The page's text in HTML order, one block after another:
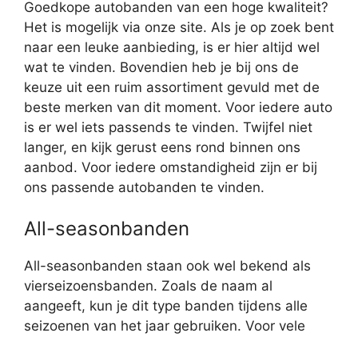
Goedkope autobanden van een hoge kwaliteit?
Het is mogelijk via onze site. Als je op zoek bent
naar een leuke aanbieding, is er hier altijd wel
wat te vinden. Bovendien heb je bij ons de
keuze uit een ruim assortiment gevuld met de
beste merken van dit moment. Voor iedere auto
is er wel iets passends te vinden. Twijfel niet
langer, en kijk gerust eens rond binnen ons
aanbod. Voor iedere omstandigheid zijn er bij
ons passende autobanden te vinden.
All-seasonbanden
All-seasonbanden staan ook wel bekend als
vierseizoensbanden. Zoals de naam al
aangeeft, kun je dit type banden tijdens alle
seizoenen van het jaar gebruiken. Voor vele